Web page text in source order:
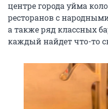
центре города уйма
ресторанов с
а также ряд классных
каждый найдет что-то